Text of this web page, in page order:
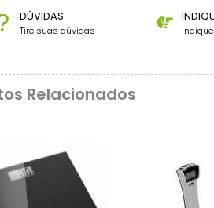
DÚVIDAS
Tire suas dúvidas
Relacionados